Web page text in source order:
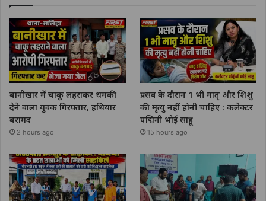
बानीखार में चाकू लहराकर धमकी
देने वाला युवक गिरफ्तार, हथियार
बरामद
2 hours ago
प्रसव के दौरान 1 भी मातृ और शिशु
की मृत्यु नहीं होनी चाहिए : कलेक्टर
पद्मिनी भोई साहू
15 hours ago